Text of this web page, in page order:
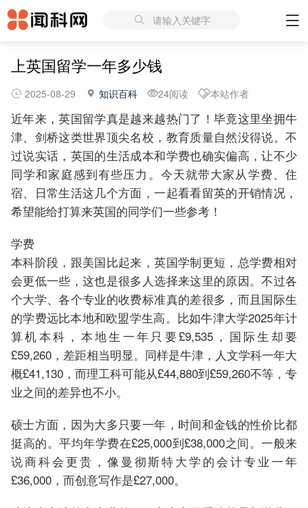
请输入关键字
上英国留学一年多少钱
2025-08-29 知识百科 24阅读 本站作者
近年来，英国留学真是越来越热门了！毕竟这里坐拥牛
津、剑桥这类世界顶尖名校，教育质量自然没得说。不
过说实话，英国的生活成本和学费也确实偏高，让不少
同学和家庭感到有些压力。今天就带大家从学费、住
宿、日常生活这几个方面，一起看看留英的开销情况，
希望能给打算来英国的同学们一些参考！
学费
本科阶段，跟美国比起来，英国学制更短，总学费相对
会更低一些，这也是很多人选择来这里的原因。不过各
个大学、各个专业的收费标准真的差很多，而且国际生
的学费远比本地和欧盟学生高。比如牛津大学2025年计
算机本科，本地生一年只要£9,535，国际生却要
£59,260，差距相当明显。同样是牛津，人文学科一年大
概£41,130，而理工科可能从£44,880到£59,260不等，专
业之间的差异也不小。
硕士方面，因为大多只要一年，时间和金钱的性价比都
挺高的。平均年学费在£25,000到£38,000之间。一般来
说商科会更贵，像曼彻斯特大学的会计专业一年
£36,000，而创意写作是£27,000。